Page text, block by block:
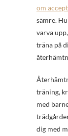
om
sämre.
varva
träna på
träning,
med
dig med